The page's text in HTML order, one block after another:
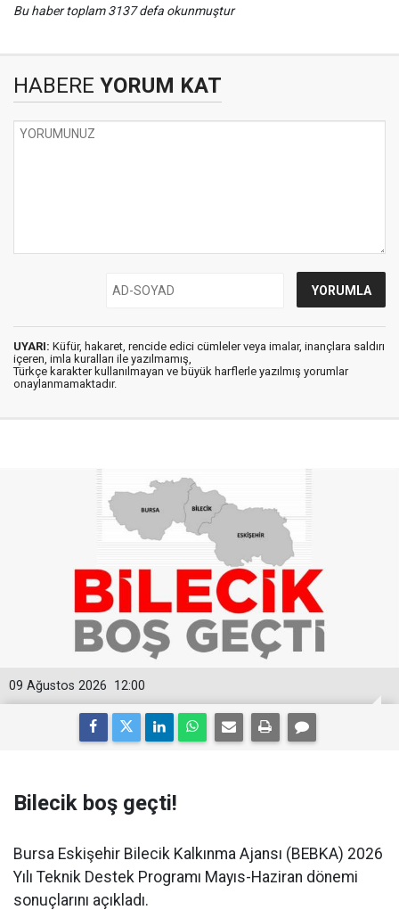
Bu haber toplam 3137 defa okunmuştur
HABERE YORUM KAT
UYARI: Küfür, hakaret, rencide edici cümleler veya imalar, inançlara saldırı
içeren, imla kuralları ile yazılmamış,
Türkçe karakter kullanılmayan ve büyük harflerle yazılmış yorumlar
onaylanmamaktadır.
12:00
09 Ağustos 2026
Bilecik boş geçti!
Bursa Eskişehir Bilecik Kalkınma Ajansı (BEBKA) 2026
Yılı Teknik Destek Programı Mayıs-Haziran dönemi
sonuçlarını açıkladı.